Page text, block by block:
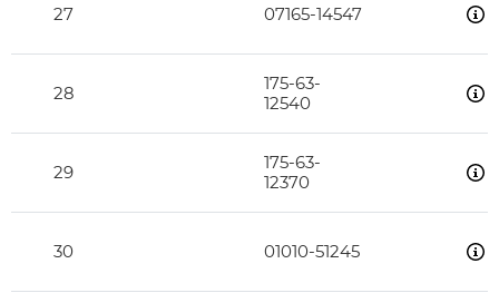
27 07165-14547
28
175-63-
12540
29
175-63-
12370
30 01010-51245